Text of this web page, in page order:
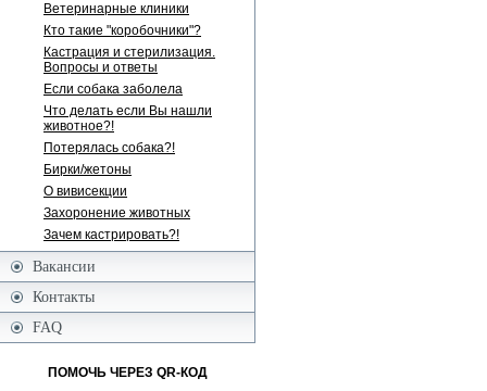
Ветеринарные клиники
Кто такие "коробочники"?
Кастрация и стерилизация.
Вопросы и ответы
Если собака заболела
Что делать если Вы нашли
животное?!
Потерялась собака?!
Бирки/жетоны
О вивисекции
Захоронение животных
Зачем кастрировать?!
Вакансии
Контакты
FAQ
ПОМОЧЬ ЧЕРЕЗ QR-КОД